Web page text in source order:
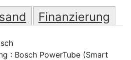
Finanzierung
: Bosch PowerTube (Smart